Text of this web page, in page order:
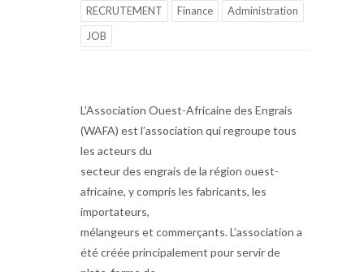
RECRUTEMENT Finance
Administration
JOB
L’Association Ouest-Africaine des Engrais
(WAFA) est l’association qui regroupe tous
les acteurs du
secteur des engrais de la région ouest-
africaine, y compris les fabricants, les
importateurs,
mélangeurs et commerçants. L’association a
été créée principalement pour servir de